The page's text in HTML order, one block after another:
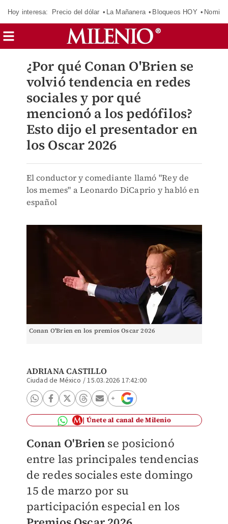
Hoy interesa: Precio del dólar La Mañanera Bloqueos HOY
¿Por qué Conan O'Brien se
volvió tendencia en redes
sociales y por qué
mencionó a los pedófilos?
Esto dijo el presentador en
los Oscar 2026
El conductor y comediante llamó "Rey de
los memes" a Leonardo DiCaprio y habló en
español
Conan O'Brien en los premios Oscar 2026
ADRIANA CASTILLO
Ciudad de México /15.03.2026 17:42:00
Únete al canal de Milenio
Conan O'Brien se posicionó
entre las principales tendencias
de redes sociales este domingo
15 de marzo por su
participación especial en los